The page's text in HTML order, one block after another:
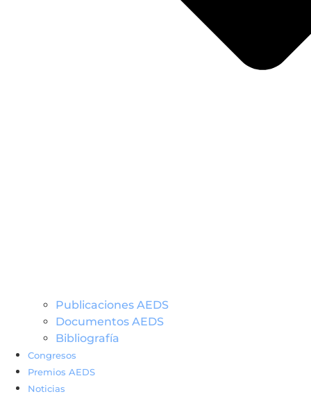
Publicaciones AEDS
Documentos AEDS
Bibliografía
Congresos
Premios AEDS
Noticias